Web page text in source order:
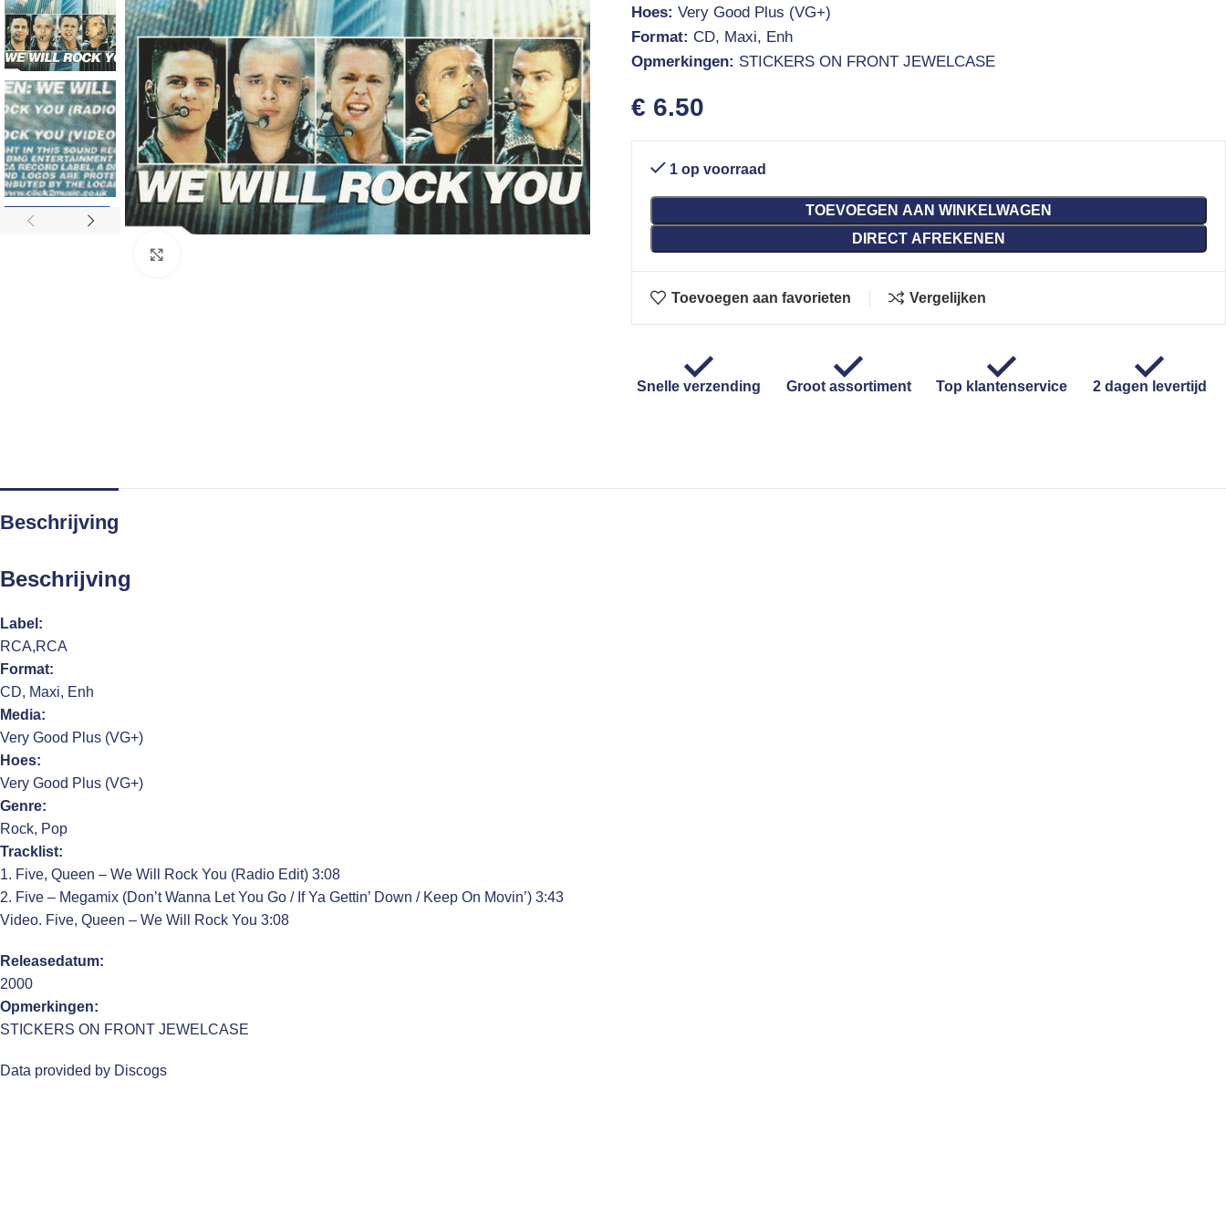
Hoes: Very Good Plus (VG+)
Format: CD, Maxi, Enh
Opmerkingen: STICKERS ON FRONT JEWELCASE
€ 6.50
1 op voorraad
TOEVOEGEN AAN WINKELWAGEN
DIRECT AFREKENEN
Toevoegen aan favorieten Vergelijken
Snelle verzending Groot assortiment Top klantenservice 2 dagen levertijd
Beschrijving
Beschrijving
Label:
RCA,RCA
Format:
CD, Maxi, Enh
Media:
Very Good Plus (VG+)
Hoes:
Very Good Plus (VG+)
Genre:
Rock, Pop
Tracklist:
1. Five, Queen – We Will Rock You (Radio Edit) 3:08
2. Five – Megamix (Don’t Wanna Let You Go / If Ya Gettin’ Down / Keep On Movin’) 3:43
Video. Five, Queen – We Will Rock You 3:08
Releasedatum:
2000
Opmerkingen:
STICKERS ON FRONT JEWELCASE
Data provided by Discogs